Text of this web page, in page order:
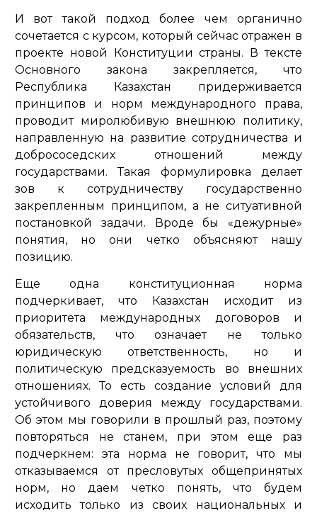
И вот такой подход более чем органично
сочетается с курсом, который сейчас отражен в
проекте новой Конституции страны. В тексте
Основного закона закрепляется, что
Республика Казахстан придерживается
принципов и норм международного права,
проводит миролюбивую внешнюю политику,
направленную на развитие сотрудничества и
добрососедских отношений между
государствами. Такая формулировка делает
зов к сотрудничеству государственно
закрепленным принципом, а не ситуативной
постановкой задачи. Вроде бы «дежурные»
понятия, но они четко объясняют нашу
позицию.
Еще одна конституционная норма
подчеркивает, что Казахстан исходит из
приоритета международных договоров и
обязательств, что означает не только
юридическую ответственность, но и
политическую предсказуемость во внешних
отношениях. То есть создание условий для
устойчивого доверия между государствами.
Об этом мы говорили в прошлый раз, поэтому
повторяться не станем, при этом еще раз
подчеркнем: эта норма не говорит, что мы
отказываемся от пресловутых общепринятых
норм, но даем четко понять, что будем
исходить только из своих национальных и